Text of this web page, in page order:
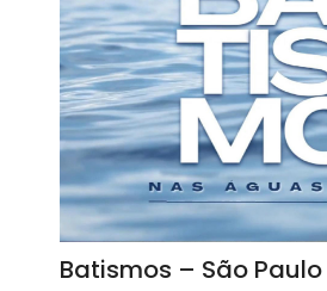
Batismos – São Paulo